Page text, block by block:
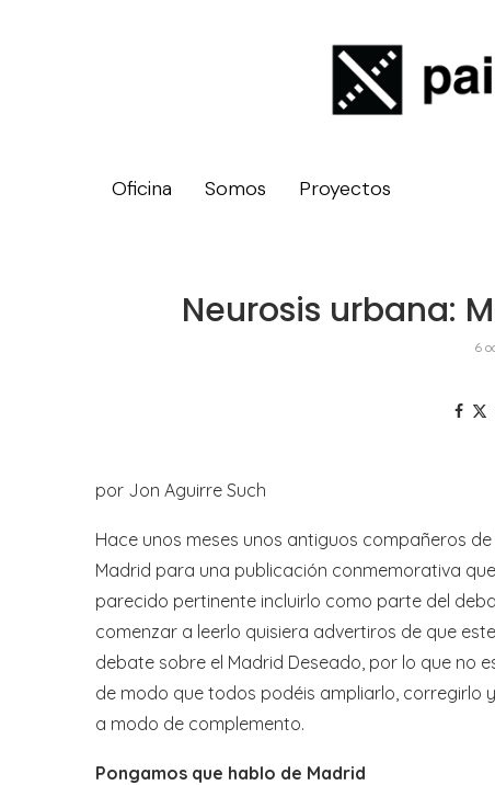
Oficina Somos Proyectos
Neurosis urbana:
6
por Jon Aguirre Such
Hace unos meses unos antiguos compañeros de
Madrid para una publicación conmemorativa
parecido pertinente incluirlo como parte del
comenzar a leerlo quisiera advertiros de que
debate sobre el Madrid Deseado, por lo que no
de modo que todos podéis ampliarlo,
a modo de complemento.
Pongamos que hablo de Madrid